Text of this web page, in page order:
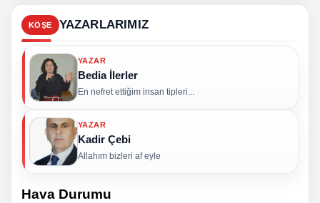
KÖŞE YAZARLARIMIZ
YAZAR
Bedia İlerler
En nefret ettiğim insan tipleri...
YAZAR
Kadir Çebi
Allahım bizleri af eyle
Hava Durumu